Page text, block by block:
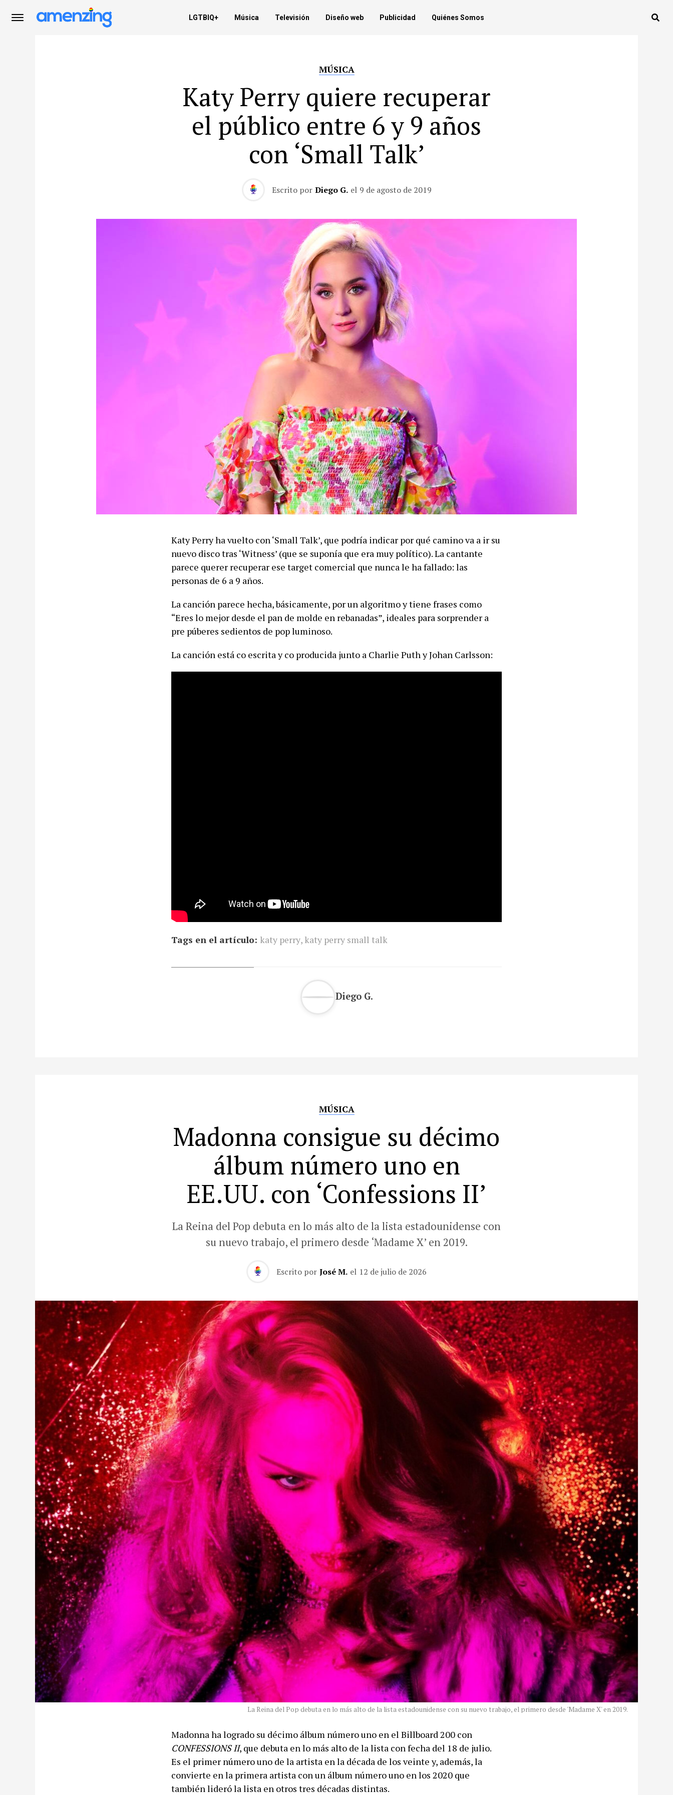
LGTBIQ+ Música Televisión Diseño web Publicidad Quiénes Somos
MÚSICA
Katy Perry quiere recuperar
el público entre 6 y 9 años
con ‘Small Talk’
Escrito por Diego G. el 9 de agosto de 2019
Katy Perry ha vuelto con ‘Small Talk’, que podría indicar por qué camino va a ir su
nuevo disco tras ‘Witness’ (que se suponía que era muy político). La cantante
parece querer recuperar ese target comercial que nunca le ha fallado: las
personas de 6 a 9 años.
La canción parece hecha, básicamente, por un algoritmo y tiene frases como
“Eres lo mejor desde el pan de molde en rebanadas”, ideales para sorprender a
pre púberes sedientos de pop luminoso.
La canción está co escrita y co producida junto a Charlie Puth y Johan Carlsson:
Tags en el artículo: katy perry, katy perry small talk
Diego G.
MÚSICA
Madonna consigue su décimo
álbum número uno en
EE.UU. con ‘Confessions II’
La Reina del Pop debuta en lo más alto de la lista estadounidense con
su nuevo trabajo, el primero desde ‘Madame X’ en 2019.
Escrito por José M. el 12 de julio de 2026
La Reina del Pop debuta en lo más alto de la lista estadounidense con su nuevo trabajo, el primero desde 'Madame X' en 2019.
Madonna ha logrado su décimo álbum número uno en el Billboard 200 con
CONFESSIONS II, que debuta en lo más alto de la lista con fecha del 18 de julio.
Es el primer número uno de la artista en la década de los veinte y, además, la
convierte en la primera artista con un álbum número uno en los 2020 que
también lideró la lista en otros tres décadas distintas.